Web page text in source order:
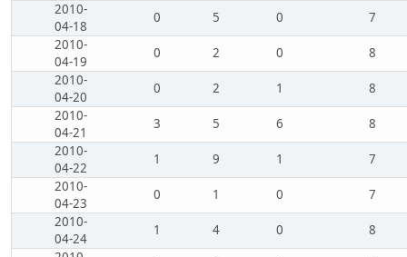
2010-
04-18
0 5 0
7
2010-
04-19
0 2 0
8
2010-
04-20
0 2 1
8
2010-
04-21
3 5 6
8
2010-
04-22
1 9 1
7
2010-
04-23
0 1 0
7
2010-
04-24
1 4 0
8